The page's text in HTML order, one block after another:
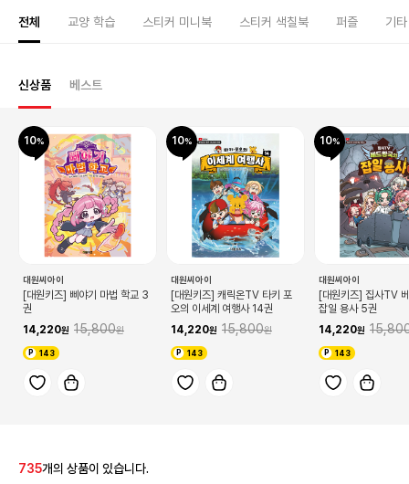
전체 교양 학습 스티커 미니북 스티커 색칠북 퍼즐 기타
신상품 베스트
10
대원씨아이
[대원키즈] 삐야기 마법 학교 3
권
14,220
15,800
143
10
대원씨아이
[대원키즈] 캐릭온TV 타키 포
오의 이세계 여행사 14권
14,220
15,800
143
10
대원씨아이
[대원키즈] 집사TV
잡일 용사 5권
14,220
143
735개의 상품이 있습니다.